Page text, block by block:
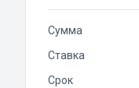
Сумма
Ставка
Срок